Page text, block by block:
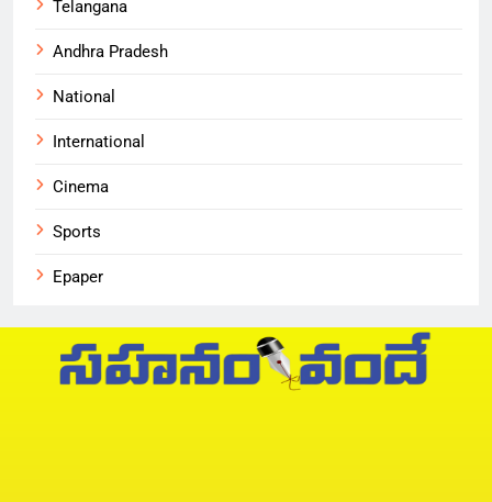
Telangana
Andhra Pradesh
National
International
Cinema
Sports
Epaper